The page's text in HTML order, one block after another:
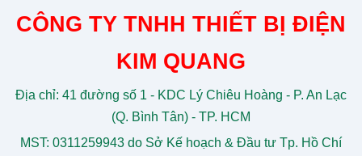
CÔNG TY TNHH THIẾT BỊ ĐIỆN
KIM QUANG
Địa chỉ: 41 đường số 1 - KDC Lý Chiêu Hoàng - P. An Lạc
(Q. Bình Tân) - TP. HCM
MST: 0311259943 do Sở Kế hoạch & Đầu tư Tp. Hồ Chí